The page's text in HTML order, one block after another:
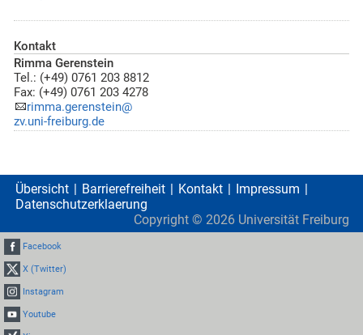
Kontakt
Rimma Gerenstein
Tel.: (+49) 0761 203 8812
Fax: (+49) 0761 203 4278
rimma.gerenstein@
zv.uni-freiburg.de
Übersicht Barrierefreiheit Kontakt
Impressum
Datenschutzerklaerung
Copyright © 2026 Universität Freiburg
Facebook
X (Twitter)
Instagram
Youtube